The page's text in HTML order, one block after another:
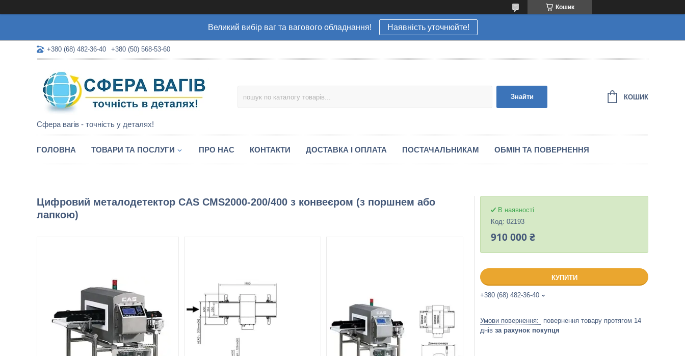
Кошик
Великий вибір ваг та вагового обладнання! Наявність уточнюйте!
+380 (68) 482-36-40 +380 (50) 568-53-60
Сфера вагів - точність у деталях!
Знайти КОШИК
ГОЛОВНА ТОВАРИ ТА ПОСЛУГИ ПРО НАС КОНТАКТИ ДОСТАВКА І ОПЛАТА ПОСТАЧАЛЬНИКАМ ОБМІН ТА ПОВЕРНЕННЯ
Цифровий металодетектор CAS CMS2000-200/400 з конвеєром (з поршнем або
лапкою)
В наявності
Код: 02193
910 000 ₴
КУПИТИ
+380 (68) 482-36-40
повернення товару протягом 14
днів за рахунок покупця